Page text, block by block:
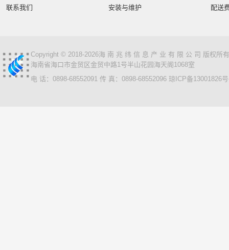
联系我们
安装与维护
配送
Copyright © 2018-2026海 南 兆 纬 信 息 产 业 有 限 公 司 版权所
海南省海口市金贸区金贸中路1号半山花园海天阁1068室
电 话：0898-68552091 传 真：0898-68552096 琼ICP备13001826